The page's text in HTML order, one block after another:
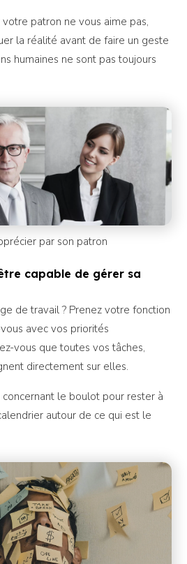
patron ne vous aime pas,
la réalité avant de faire un geste
humaines ne sont pas toujours
par son patron
capable de gérer sa
de travail ? Prenez votre fonction
avec vos priorités
vous que toutes vos tâches,
directement sur elles.
le boulot pour rester à
autour de ce qui est le